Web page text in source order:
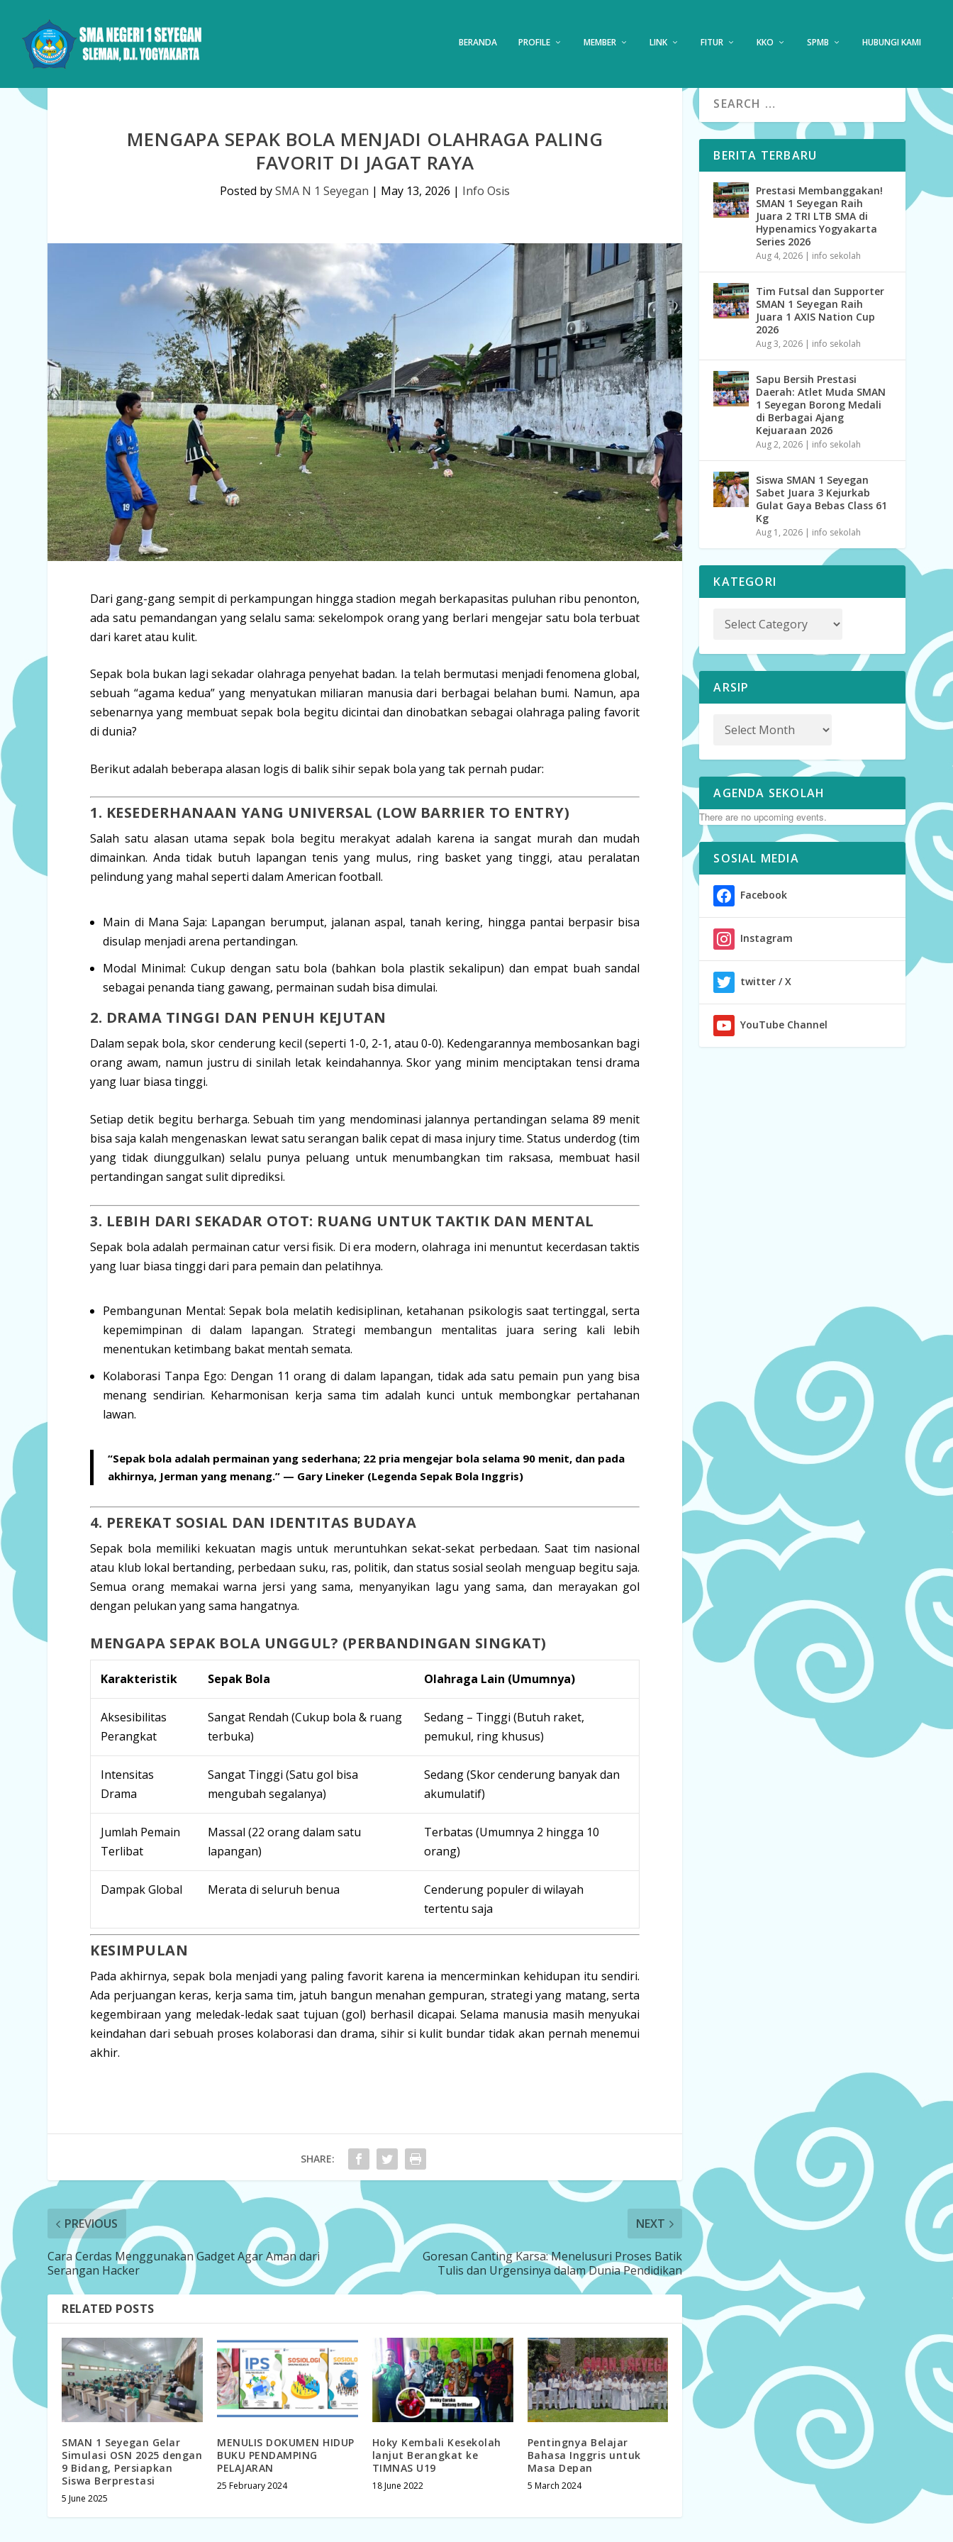
BERANDA PROFILE MEMBER LINK FITUR KKO SPMB HUBUNGI KAMI
MENGAPA SEPAK BOLA MENJADI OLAHRAGA PALING
FAVORIT DI JAGAT RAYA
Posted bySMA N 1 Seyegan | May 13, 2026 | Info Osis
Dari gang-gang sempit di perkampungan hingga stadion megah berkapasitas puluhan ribu penonton,
ada satu pemandangan yang selalu sama: sekelompok orang yang berlari mengejar satu bola terbuat
dari karet atau kulit.
Sepak bola bukan lagi sekadar olahraga penyehat badan. Ia telah bermutasi menjadi fenomena global,
sebuah “agama kedua” yang menyatukan miliaran manusia dari berbagai belahan bumi. Namun, apa
sebenarnya yang membuat sepak bola begitu dicintai dan dinobatkan sebagai olahraga paling favorit
di dunia?
Berikut adalah beberapa alasan logis di balik sihir sepak bola yang tak pernah pudar:
1. KESEDERHANAAN YANG UNIVERSAL (LOW BARRIER TO ENTRY)
Salah satu alasan utama sepak bola begitu merakyat adalah karena ia sangat murah dan mudah
dimainkan. Anda tidak butuh lapangan tenis yang mulus, ring basket yang tinggi, atau peralatan
pelindung yang mahal seperti dalamAmerican football.
Main di Mana Saja: Lapangan berumput, jalanan aspal, tanah kering, hingga pantai berpasir bisa
disulap menjadi arena pertandingan.
Modal Minimal: Cukup dengan satu bola (bahkan bola plastik sekalipun) dan empat buah sandal
sebagai penanda tiang gawang, permainan sudah bisa dimulai.
2. DRAMA TINGGI DAN PENUH KEJUTAN
Dalam sepak bola, skor cenderung kecil (seperti 1-0, 2-1, atau 0-0). Kedengarannya membosankan bagi
orang awam, namun justru di sinilah letak keindahannya. Skor yang minim menciptakan tensi drama
yang luar biasa tinggi.
Setiap detik begitu berharga. Sebuah tim yang mendominasi jalannya pertandingan selama 89 menit
bisa saja kalah mengenaskan lewat satu serangan balik cepat di masa injury time. Status underdog(tim
yang tidak diunggulkan) selalu punya peluang untuk menumbangkan tim raksasa, membuat hasil
pertandingan sangat sulit diprediksi.
3. LEBIH DARI SEKADAR OTOT: RUANG UNTUK TAKTIK DAN MENTAL
Sepak bola adalah permainan catur versi fisik. Di era modern, olahraga ini menuntut kecerdasan taktis
yang luar biasa tinggi dari para pemain dan pelatihnya.
Pembangunan Mental: Sepak bola melatih kedisiplinan, ketahanan psikologis saat tertinggal, serta
kepemimpinan di dalam lapangan. Strategi membangun mentalitas juara sering kali lebih
menentukan ketimbang bakat mentah semata.
Kolaborasi Tanpa Ego: Dengan 11 orang di dalam lapangan, tidak ada satu pemain pun yang bisa
menang sendirian. Keharmonisan kerja sama tim adalah kunci untuk membongkar pertahanan
lawan.
“Sepak bola adalah permainan yang sederhana; 22 pria mengejar bola selama 90 menit, dan pada
akhirnya, Jerman yang menang.” — Gary Lineker (Legenda Sepak Bola Inggris)
4. PEREKAT SOSIAL DAN IDENTITAS BUDAYA
Sepak bola memiliki kekuatan magis untuk meruntuhkan sekat-sekat perbedaan. Saat tim nasional
atau klub lokal bertanding, perbedaan suku, ras, politik, dan status sosial seolah menguap begitu saja.
Semua orang memakai warna jersi yang sama, menyanyikan lagu yang sama, dan merayakan gol
dengan pelukan yang sama hangatnya.
MENGAPA SEPAK BOLA UNGGUL? (PERBANDINGAN SINGKAT)
Karakteristik Sepak Bola Olahraga Lain (Umumnya)
Aksesibilitas
Perangkat
Sangat Rendah (Cukup bola & ruang
terbuka)
Sedang – Tinggi (Butuh raket,
pemukul, ring khusus)
Intensitas
Drama
Sangat Tinggi (Satu gol bisa
mengubah segalanya)
Sedang (Skor cenderung banyak dan
akumulatif)
Jumlah Pemain
Terlibat
Massal (22 orang dalam satu
lapangan)
Terbatas (Umumnya 2 hingga 10
orang)
Dampak Global Merata di seluruh benua
Cenderung populer di wilayah
tertentu saja
KESIMPULAN
Pada akhirnya, sepak bola menjadi yang paling favorit karena ia mencerminkan kehidupan itu sendiri.
Ada perjuangan keras, kerja sama tim, jatuh bangun menahan gempuran, strategi yang matang, serta
kegembiraan yang meledak-ledak saat tujuan (gol) berhasil dicapai. Selama manusia masih menyukai
keindahan dari sebuah proses kolaborasi dan drama, sihir si kulit bundar tidak akan pernah menemui
akhir.
SHARE:
PREVIOUS
Cara Cerdas Menggunakan Gadget Agar Aman dari
Serangan Hacker
NEXT
Goresan Canting Karsa: Menelusuri Proses Batik
Tulis dan Urgensinya dalam Dunia Pendidikan
RELATED POSTS
SMAN 1 Seyegan Gelar
Simulasi OSN 2025 dengan
9 Bidang, Persiapkan
Siswa Berprestasi
5 June 2025
MENULIS DOKUMEN HIDUP
BUKU PENDAMPING
PELAJARAN
25 February 2024
Hoky Kembali Kesekolah
lanjut Berangkat ke
TIMNAS U19
18 June 2022
Pentingnya Belajar
Bahasa Inggris untuk
Masa Depan
5 March 2024
BERITA TERBARU
Prestasi Membanggakan!
SMAN 1 Seyegan Raih
Juara 2 TRI LTB SMA di
Hypenamics Yogyakarta
Series 2026
Aug 4, 2026 | info sekolah
Tim Futsal dan Supporter
SMAN 1 Seyegan Raih
Juara 1 AXIS Nation Cup
2026
Aug 3, 2026 | info sekolah
Sapu Bersih Prestasi
Daerah: Atlet Muda SMAN
1 Seyegan Borong Medali
di Berbagai Ajang
Kejuaraan 2026
Aug 2, 2026 | info sekolah
Siswa SMAN 1 Seyegan
Sabet Juara 3 Kejurkab
Gulat Gaya Bebas Class 61
Kg
Aug 1, 2026 | info sekolah
KATEGORI
ARSIP
AGENDA SEKOLAH
There are no upcoming events.
SOSIAL MEDIA
Facebook
Instagram
twitter / X
YouTube Channel